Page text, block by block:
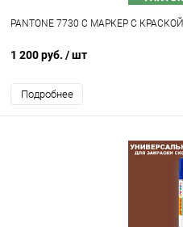
PANTONE 7730 C МАРКЕР С КРАСКОЙ
1 200 руб. / шт
Подробнее